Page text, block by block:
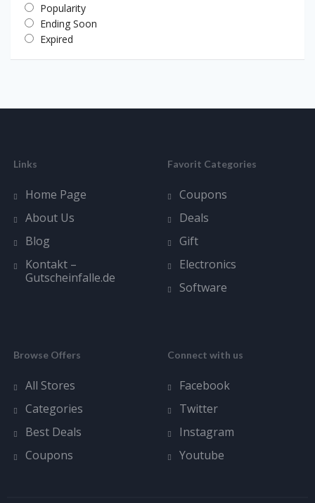
Popularity
Ending Soon
Expired
Links
Home Page
About Us
Blog
Kontakt –
Gutscheinfalle.de
Favorit Categories
Coupons
Deals
Gift
Electronics
Software
Browse Offers
All Stores
Categories
Best Deals
Coupons
Connect with us
Facebook
Twitter
Instagram
Youtube